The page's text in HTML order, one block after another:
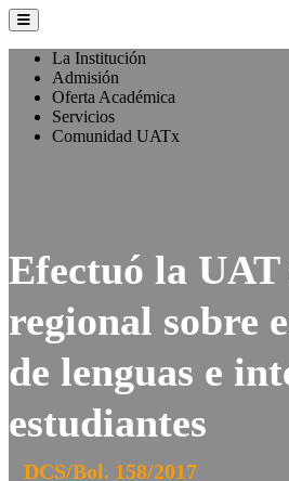
La Institución
Admisión
Oferta Académica
Servicios
Comunidad UATx
Efectuó la
regional sobre
de lenguas e
estudiantes
DCS/Bol. 158/2017